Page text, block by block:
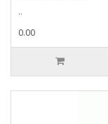
..
0.00